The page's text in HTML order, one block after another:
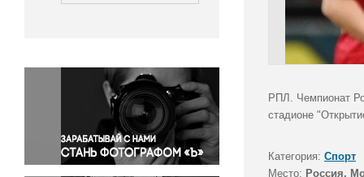
Окружающая среда
Политика
Правосудие
Происшествия и конфликты
Религия
РПЛ. Чемпионат
стадионе
Категория: Спорт
Место: Россия,